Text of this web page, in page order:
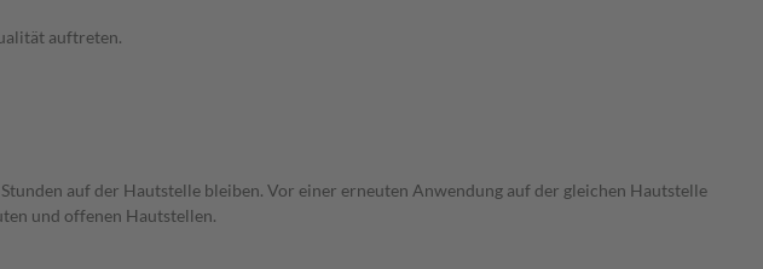
auftreten.
auf der Hautstelle bleiben. Vor einer erneuten Anwendung auf der gleichen Hautstelle
und offenen Hautstellen.